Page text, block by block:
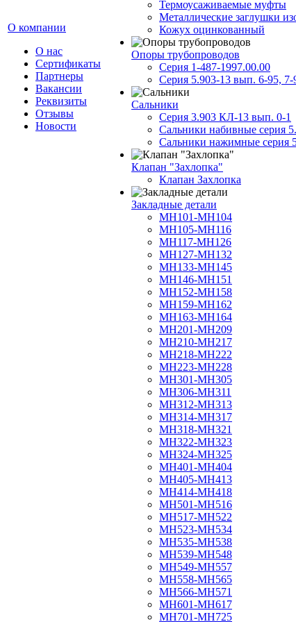
О компании
О нас
Сертификаты
Партнеры
Вакансии
Реквизиты
Отзывы
Новости
Термоусаживаемые муфты
Металлические заглушки
Кожух оцинкованный
Опоры трубопроводов
Серия 1-487-1997.00.00
Серия 5.903-13 вып. 6-95, 7-
Сальники
Серия 3.903 КЛ-13 вып. 0-1
Сальники набивные серия
Сальники нажимные серия
Клапан "Захлопка"
Клапан Захлопка
Закладные детали
МН101-МН104
МН105-МН116
МН117-МН126
МН127-МН132
МН133-МН145
МН146-МН151
МН152-МН158
МН159-МН162
МН163-МН164
МН201-МН209
МН210-МН217
МН218-МН222
МН223-МН228
МН301-МН305
МН306-МН311
МН312-МН313
МН314-МН317
МН318-МН321
МН322-МН323
МН324-МН325
МН401-МН404
МН405-МН413
МН414-МН418
МН501-МН516
МН517-МН522
МН523-МН534
МН535-МН538
МН539-МН548
МН549-МН557
МН558-МН565
МН566-МН571
МН601-МН617
МН701-МН725